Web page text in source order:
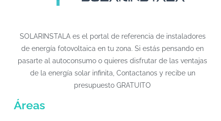
SOLARINSTALA es el portal de referencia de instaladores
de energía fotovoltaica en tu zona. Si estás pensando en
pasarte al autoconsumo o quieres disfrutar de las ventajas
de la energía solar infinita, Contactanos y recibe un
presupuesto GRATUITO
Áreas